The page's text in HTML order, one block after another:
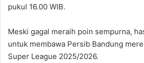
pukul 16.00 WIB.
Meski gagal meraih poin sempurna,
untuk membawa Persib Bandung
Super League 2025/2026.